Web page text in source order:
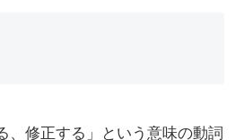
、修正する」という意味の動詞